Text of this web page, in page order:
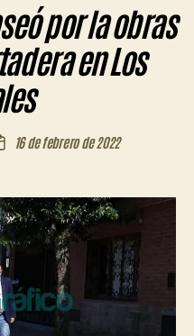
por la obras
en Los
16 de febrero de 2022